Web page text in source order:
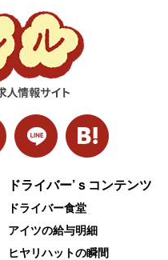
ドライバー’ｓコンテンツ
ドライバー食堂
アイツの給与明細
ヒヤリハットの瞬間